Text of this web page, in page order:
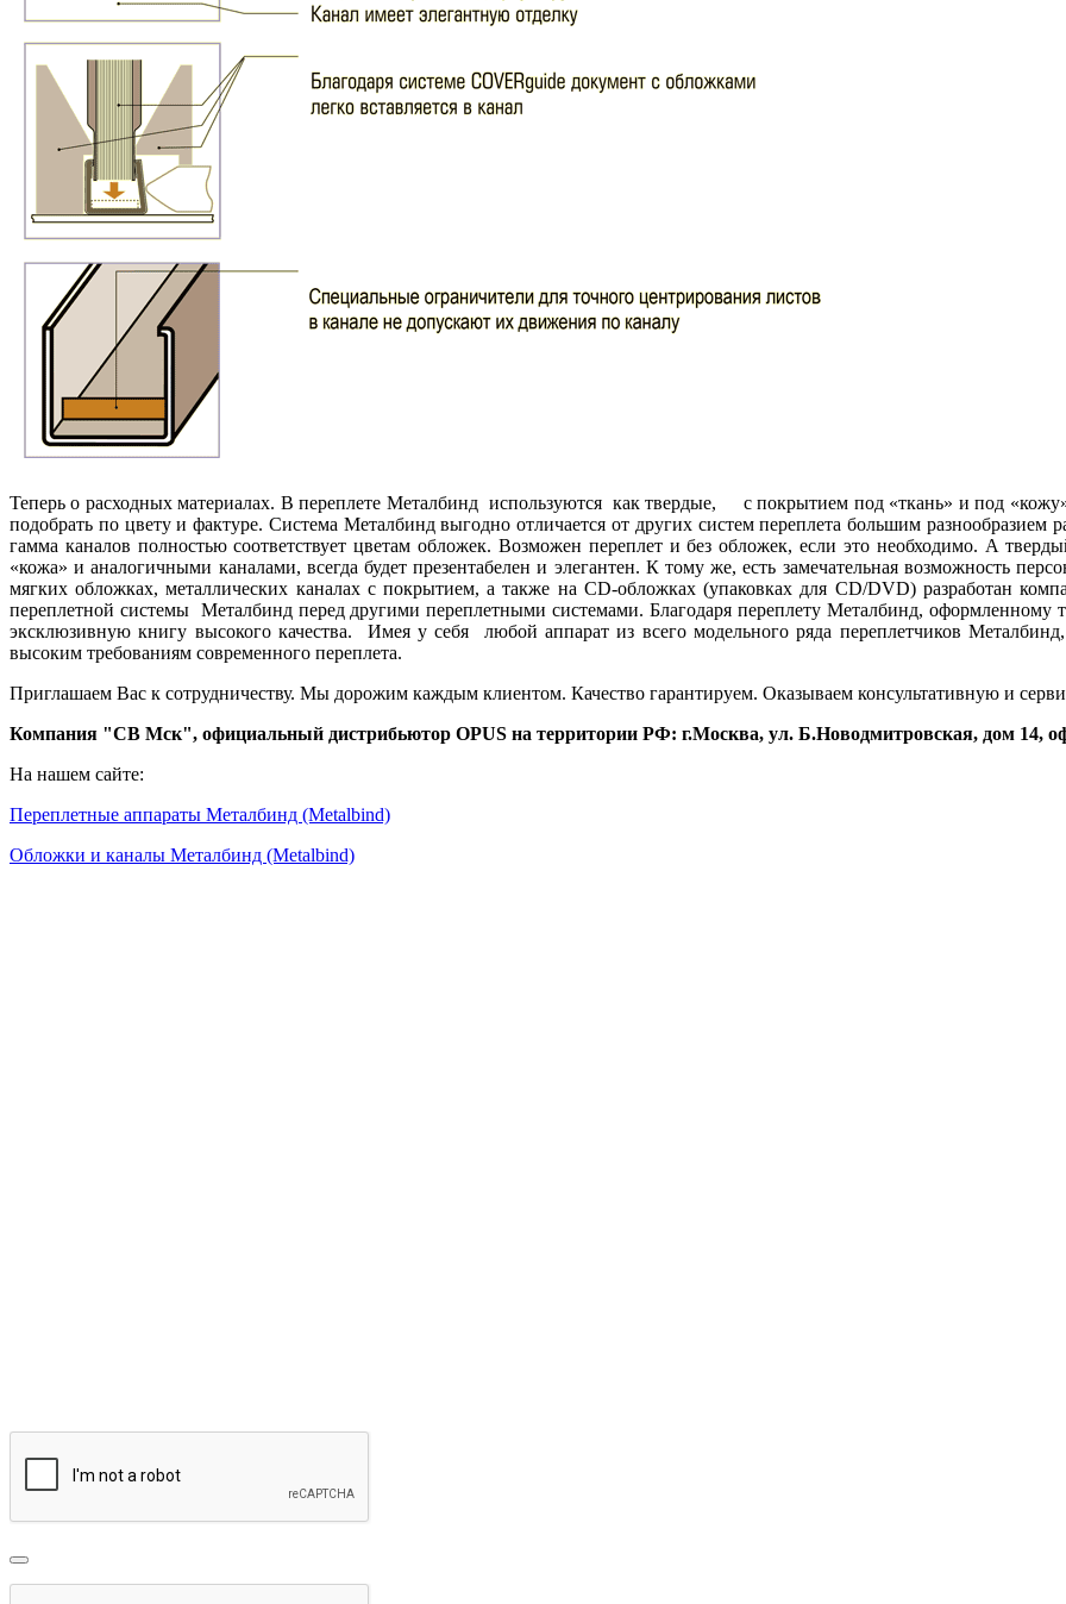
Теперь о расходных материалах. В переплете Металбинд используются как твердые, с покрытием под «ткань» и под
подобрать по цвету и фактуре. Система Металбинд выгодно отличается от других систем переплета большим
гамма каналов полностью соответствует цветам обложек. Возможен переплет и без обложек, если это необходимо. А
«кожа» и аналогичными каналами, всегда будет презентабелен и элегантен. К тому же, есть замечательная возможность
мягких обложках, металлических каналах с покрытием, а также на CD-обложках (упаковках для CD/DVD) разработан
переплетной системы Металбинд перед другими переплетными системами. Благодаря переплету Металбинд,
эксклюзивную книгу высокого качества. Имея у себя любой аппарат из всего модельного ряда переплетчиков
высоким требованиям современного переплета.
Приглашаем Вас к сотрудничеству. Мы дорожим каждым клиентом. Качество гарантируем. Оказываем консультативную и
Компания "СВ Мск", официальный дистрибьютор OPUS на территории РФ: г.Москва, ул. Б.Новодмитровская, дом 14,
На нашем сайте:
Переплетные аппараты Металбинд (Metalbind)
Обложки и каналы Металбинд (Metalbind)